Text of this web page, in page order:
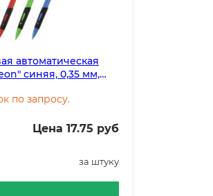
автоматическая
синяя, 0,35 мм,
по запросу.
Цена 17.75 руб
за штуку